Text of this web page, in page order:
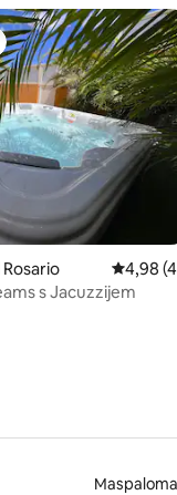
67
4,98
s Jacuzzijem